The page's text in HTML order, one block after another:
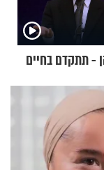
- תתקדם בחיים